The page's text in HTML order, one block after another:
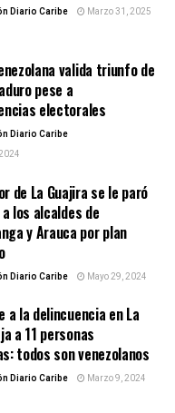
Diario Caribe Marzo 31, 2025
valida triunfo de
pese a
electorales
Diario Caribe
de La Guajira se le paró
los alcaldes de
y Arauca por plan
Diario Caribe Mayo 29, 2024
a la delincuencia en La
a 11 personas
todos son venezolanos
Diario Caribe Marzo 9, 2024